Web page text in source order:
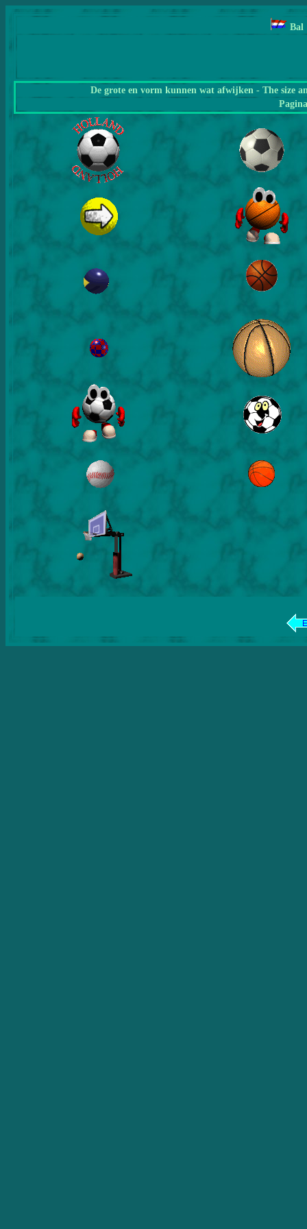
Bal
De grote en vorm kunnen wat afwijken - The size